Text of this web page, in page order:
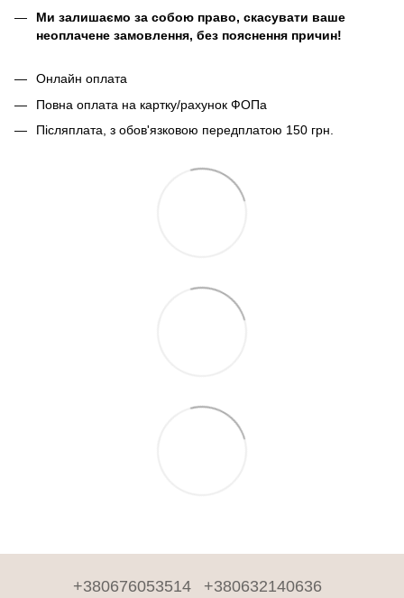
Ми залишаємо за собою право, скасувати ваше
неоплачене замовлення, без пояснення причин!
Онлайн оплата
Повна оплата на картку/рахунок ФОПа
Післяплата, з обов'язковою передплатою 150 грн.
+380676053514 +380632140636